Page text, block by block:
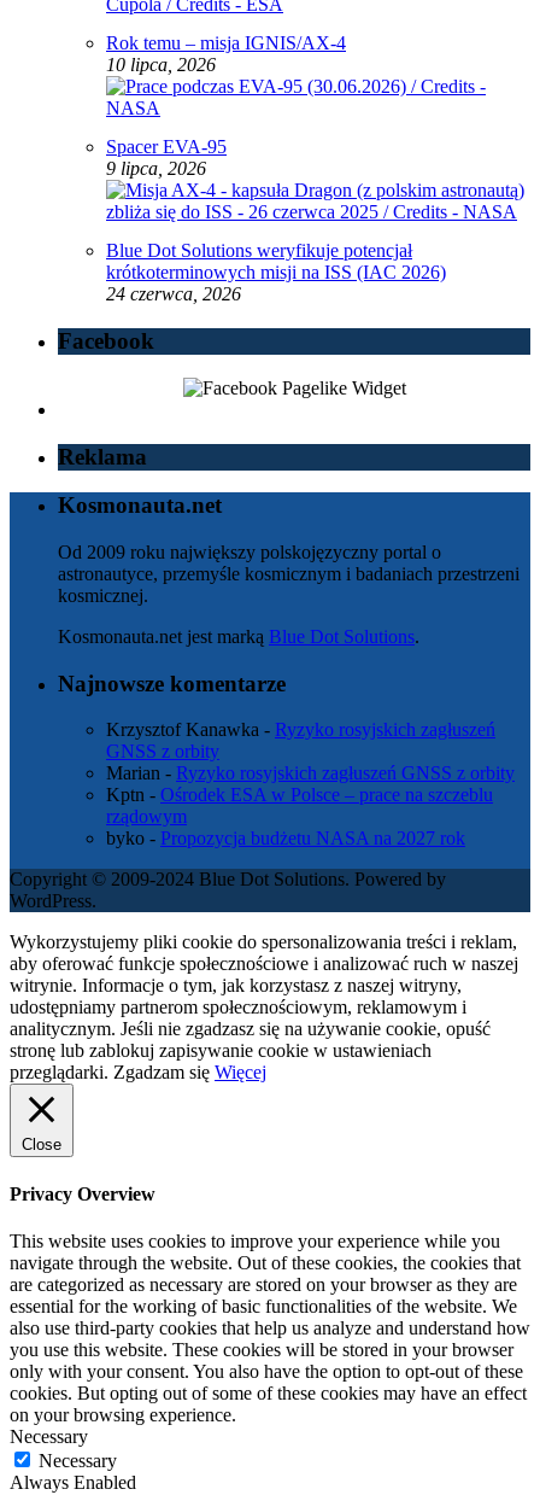
Rok temu – misja IGNIS/AX-4
10 lipca, 2026
Spacer EVA-95
9 lipca, 2026
Blue Dot Solutions weryfikuje potencjał
krótkoterminowych misji na ISS (IAC 2026)
24 czerwca, 2026
Facebook
Reklama
Kosmonauta.net
Od 2009 roku największy polskojęzyczny portal o
astronautyce, przemyśle kosmicznym i badaniach przestrzeni
kosmicznej.
Kosmonauta.net jest marką Blue Dot Solutions.
Najnowsze komentarze
Krzysztof Kanawka - Ryzyko rosyjskich zagłuszeń
GNSS z orbity
Marian - Ryzyko rosyjskich zagłuszeń GNSS z orbity
Kptn - Ośrodek ESA w Polsce – prace na szczeblu
rządowym
byko - Propozycja budżetu NASA na 2027 rok
Copyright © 2009-2024 Blue Dot Solutions. Powered by
WordPress.
Wykorzystujemy pliki cookie do spersonalizowania treści i reklam,
aby oferować funkcje społecznościowe i analizować ruch w naszej
witrynie. Informacje o tym, jak korzystasz z naszej witryny,
udostępniamy partnerom społecznościowym, reklamowym i
analitycznym. Jeśli nie zgadzasz się na używanie cookie, opuść
stronę lub zablokuj zapisywanie cookie w ustawieniach
przeglądarki. Zgadzam się Więcej
Close
Privacy Overview
This website uses cookies to improve your experience while you
navigate through the website. Out of these cookies, the cookies that
are categorized as necessary are stored on your browser as they are
essential for the working of basic functionalities of the website. We
also use third-party cookies that help us analyze and understand how
you use this website. These cookies will be stored in your browser
only with your consent. You also have the option to opt-out of these
cookies. But opting out of some of these cookies may have an effect
on your browsing experience.
Necessary
Necessary
Always Enabled